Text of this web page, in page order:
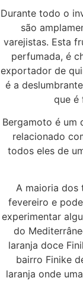
Durante todo o
são
varejistas. Esta
perfumada, é
exportador de
é a
que é
Bergamoto é
relacionado
todos eles de
A maioria dos
fevereiro e
experimentar
do
laranja doce
bairro Finike
laranja onde